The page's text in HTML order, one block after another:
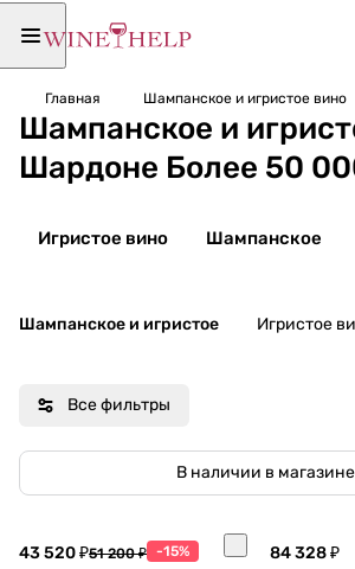
Главная Шампанское и игристое вино
Шампанское и
Шардоне Более 50
Игристое вино Шампанское
Шампанское и игристое Игристое
Все фильтры
В наличии в магазине
43 520 ₽51 200 ₽ -15%
84 328 ₽